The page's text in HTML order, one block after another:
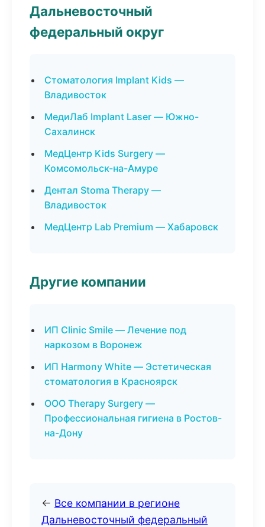
Дальневосточный
федеральный округ
Стоматология Implant Kids —
Владивосток
МедиЛаб Implant Laser — Южно-
Сахалинск
МедЦентр Kids Surgery —
Комсомольск-на-Амуре
Дентал Stoma Therapy —
Владивосток
МедЦентр Lab Premium — Хабаровск
Другие компании
ИП Clinic Smile — Лечение под
наркозом в Воронеж
ИП Harmony White — Эстетическая
стоматология в Красноярск
ООО Therapy Surgery —
Профессиональная гигиена в Ростов-
на-Дону
← Все компании в регионе
Дальневосточный федеральный